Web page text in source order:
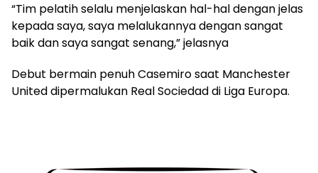
“Tim pelatih selalu menjelaskan hal-hal dengan jelas
kepada saya, saya melalukannya dengan sangat
baik dan saya sangat senang,” jelasnya
Debut bermain penuh Casemiro saat Manchester
United dipermalukan Real Sociedad di Liga Europa.